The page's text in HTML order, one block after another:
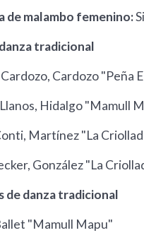
de malambo femenino:
tradicional
Cardozo "Peña
Hidalgo "Mamull
Martínez "La
González "La
de danza tradicional
"Mamull Mapu"